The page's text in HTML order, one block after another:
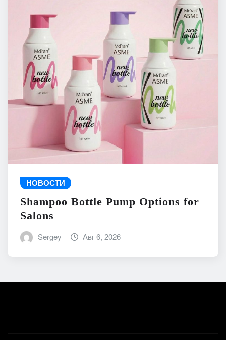
НОВОСТИ
Shampoo Bottle Pump Options for
Salons
Sergey Авг 6, 2026